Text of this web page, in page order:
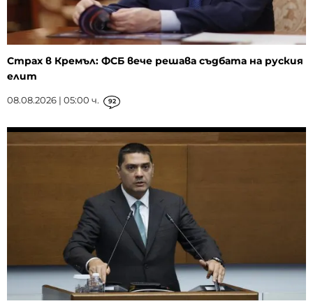
Страх в Кремъл: ФСБ вече решава съдбата на руския
елит
08.08.2026 | 05:00 ч. 92